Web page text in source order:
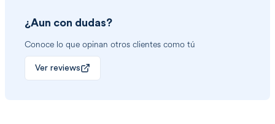
¿Aun con dudas?
Conoce lo que opinan otros clientes como tú
Ver reviews